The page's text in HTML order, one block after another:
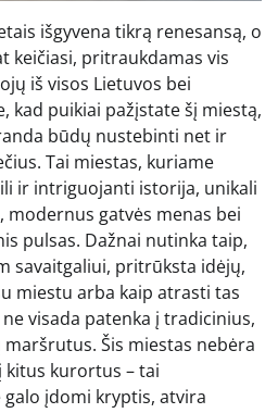
išgyvena tikrą renesansą, o
keičiasi, pritraukdamas vis
iš visos Lietuvos bei
kad puikiai pažįstate šį miestą,
būdų nustebinti net ir
Tai miestas, kuriame
ir intriguojanti istorija, unikali
gatvės menas bei
pulsas. Dažnai nutinka taip,
savaitgaliui, pritrūksta idėjų,
miestu arba kaip atrasti tas
visada patenka į tradicinius,
Šis miestas nebėra
kitus kurortus – tai
įdomi kryptis, atvira